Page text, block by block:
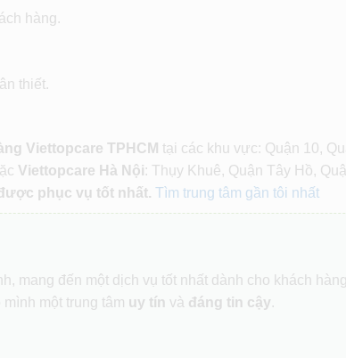
hàng.
thiết.
Viettopcare TPHCM tại các khu vực: Quận 10,
Viettopcare Hà Nội: Thụy Khuê, Quận Tây Hồ,
phục vụ tốt nhất. Tìm trung tâm gần tôi nhất
mang đến một dịch vụ tốt nhất dành cho khách
một trung tâm uy tín và đáng tin cậy.